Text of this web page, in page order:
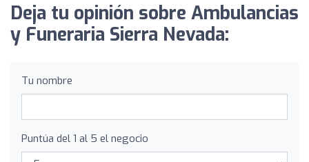
Deja tu opinión sobre Ambulancias
y Funeraria Sierra Nevada:
Tu nombre
Puntúa del 1 al 5 el negocio